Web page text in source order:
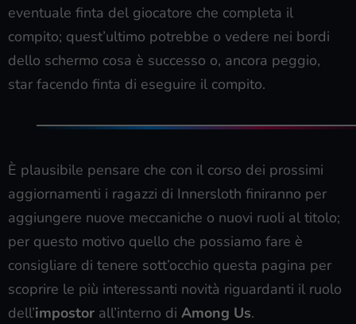
eventuale finta del giocatore che completa il
compito; quest’ultimo potrebbe o vedere nei bordi
dello schermo cosa è successo o, ancora peggio,
star facendo finta di eseguire il compito.
È plausibile pensare che con il corso dei prossimi
aggiornamenti i ragazzi di Innersloth finiranno per
aggiungere nuove meccaniche o nuovi ruoli al titolo;
per questo motivo quello che possiamo fare è
consigliare di tenere sott’occhio questa pagina per
scoprire le più interessanti novità riguardanti il ruolo
dell’impostor all’interno di Among Us.